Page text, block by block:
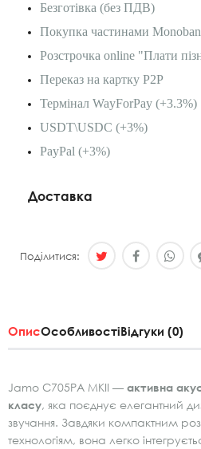
Безготівка (без ПДВ)
Покупка частинами
Розстрочка online "Плати
Переказ на картку P2P
Термінал WayForPay (+3.3%)
USDT\USDC (+3%)
PayPal (+3%)
Доставка
Поділитися:
ОписОсобливостіВідгуки (0)
Jamo C705PA MKII — активна
класу, яка поєднує елегантний
звучання. Завдяки компактним
технологіям, вона легко